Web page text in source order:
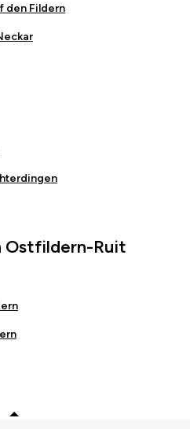
den Fildern
Ostfildern-Ruit